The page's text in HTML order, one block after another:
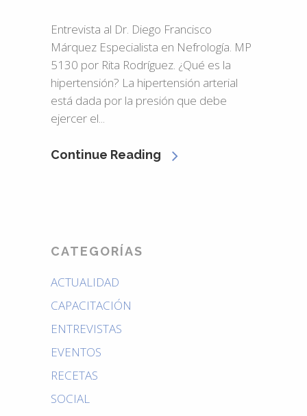
Entrevista al Dr. Diego Francisco
Márquez Especialista en Nefrología. MP
5130 por Rita Rodríguez. ¿Qué es la
hipertensión? La hipertensión arterial
está dada por la presión que debe
ejercer el...
Continue Reading
CATEGORÍAS
ACTUALIDAD
CAPACITACIÓN
ENTREVISTAS
EVENTOS
RECETAS
SOCIAL